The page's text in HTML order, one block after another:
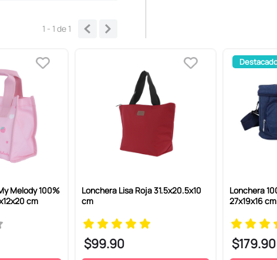
1 - 1de 1
Melody 100%
cm
Lonchera Lisa Roja 31.5x20.5x10
cm
$99.90
Lonchera
27x19x16 cm
$179.90